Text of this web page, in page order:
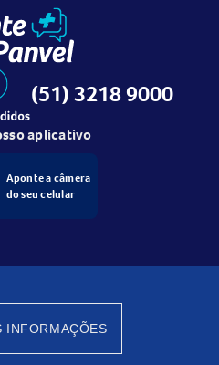
(51) 3218 9000
aplicativo
Aponte a câmera
do seu celular
INFORMAÇÕES